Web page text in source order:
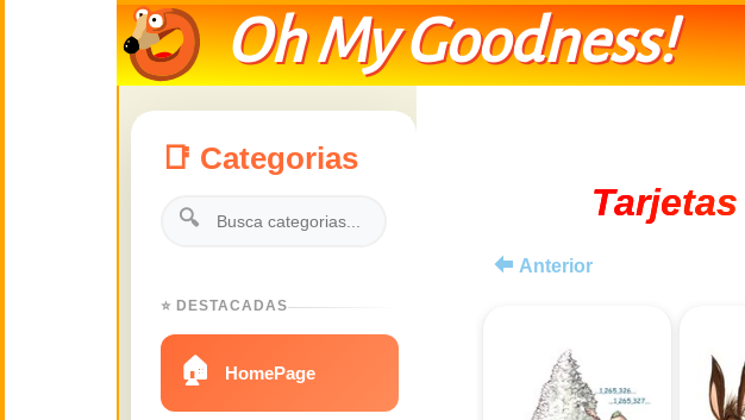
Oh My Goodness!
📑 Categorias
🔍
⭐ DESTACADAS
🏠 HomePage
Anterior